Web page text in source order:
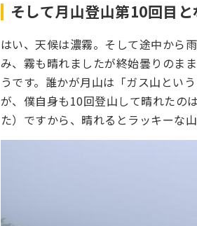
そして月山登山第10回目
はい、天候は濃霧。そして途中から
み、霧も晴れましたが終始曇りのま
うです。誰かが月山は「ガス山とい
が、僕自身も10回登山して晴れたの
た）ですから、晴れるとラッキーな山